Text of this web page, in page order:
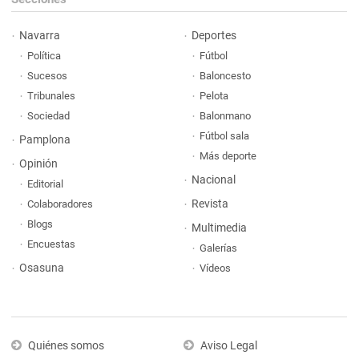
Navarra
Política
Sucesos
Tribunales
Sociedad
Pamplona
Opinión
Editorial
Colaboradores
Blogs
Encuestas
Osasuna
Deportes
Fútbol
Baloncesto
Pelota
Balonmano
Fútbol sala
Más deporte
Nacional
Revista
Multimedia
Galerías
Vídeos
Quiénes somos Aviso Legal